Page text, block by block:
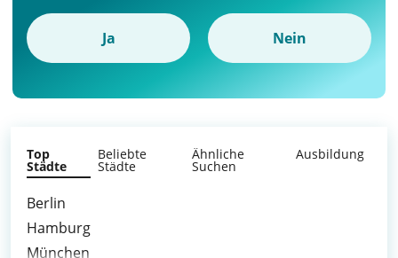
Ja Nein
Top
Städte
Beliebte
Städte
Ähnliche
Suchen
Ausbildung
Berlin
Hamburg
München